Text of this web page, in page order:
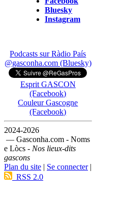
Bluesky
Instagram
Podcasts sur Ràdio País
@gasconha.com (Bluesky)
Esprit GASCON
(Facebook)
Couleur Gascogne
(Facebook)
2024-2026
— Gasconha.com - Noms
e Lòcs - Nos lieux-dits
gascons
Plan du site | Se connecter|
RSS 2.0